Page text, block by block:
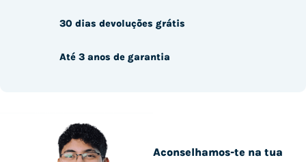
Aconselhamos-te na tua
30 dias devoluções grátis
Até 3 anos de garantia